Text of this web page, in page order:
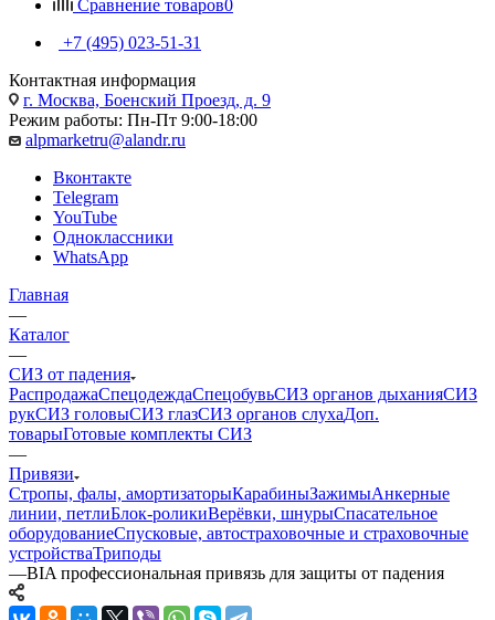
Сравнение товаров0
+7 (495) 023-51-31
Контактная информация
г. Москва, Боенский Проезд, д. 9
Режим работы: Пн-Пт 9:00-18:00
alpmarketru@alandr.ru
Вконтакте
Telegram
YouTube
Одноклассники
WhatsApp
Главная
—
Каталог
—
СИЗ от падения
РаспродажаСпецодеждаСпецобувьСИЗ органов дыханияСИЗ
рукСИЗ головыСИЗ глазСИЗ органов слухаДоп.
товарыГотовые комплекты СИЗ
—
Привязи
Стропы, фалы, амортизаторыКарабиныЗажимыАнкерные
линии, петлиБлок-роликиВерёвки, шнурыСпасательное
оборудованиеСпусковые, автостраховочные и страховочные
устройстваТриподы
—BIA профессиональная привязь для защиты от падения